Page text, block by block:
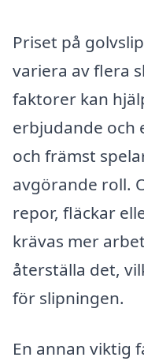
Priset på
variera av flera
faktorer kan
erbjudande och
och främst
avgörande roll.
repor, fläckar
krävas mer
återställa det,
för slipningen.
En annan viktig